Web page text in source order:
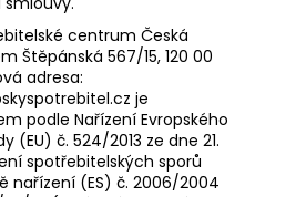
centrum Česká
Štěpánská 567/15, 120 00
adresa:
je
podle Nařízení Evropského
(EU) č. 524/2013 ze dne 21.
spotřebitelských sporů
nařízení (ES) č. 2006/2004